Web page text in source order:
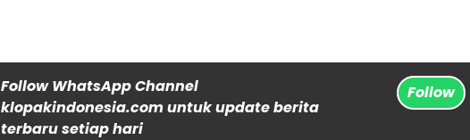
Follow WhatsApp Channel
klopakindonesia.com untuk update berita
terbaru setiap hari
Follow